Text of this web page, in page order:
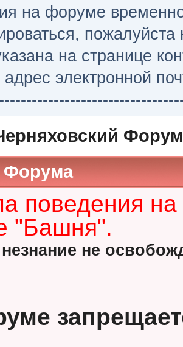
на форуме
на странице
электронной
Форум
Форума
поведения
"Башня".
не